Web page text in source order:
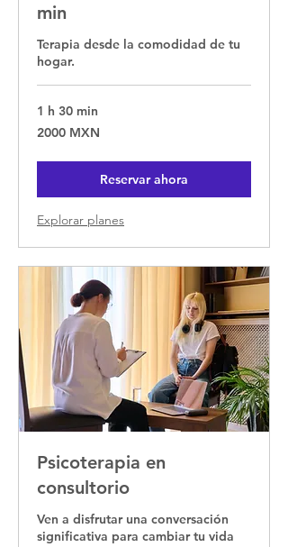
min
Terapia desde la comodidad de tu
hogar.
1 h 30 min
2000
pesos
2000 MXN
Reservar ahora
Explorar planes
Psicoterapia en
consultorio
Ven a disfrutar una conversación
significativa para cambiar tu vida